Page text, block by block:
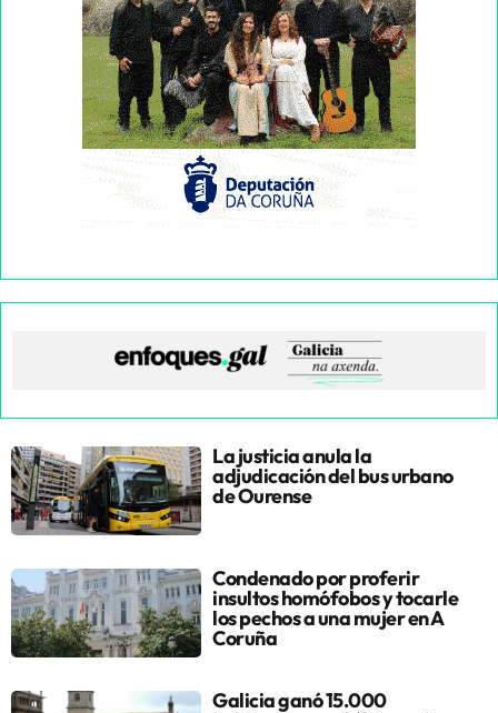
La justicia anula la
adjudicación del bus urbano
de Ourense
Condenado por proferir
insultos homófobos y tocarle
los pechos a una mujer en A
Coruña
Galicia ganó 15.000